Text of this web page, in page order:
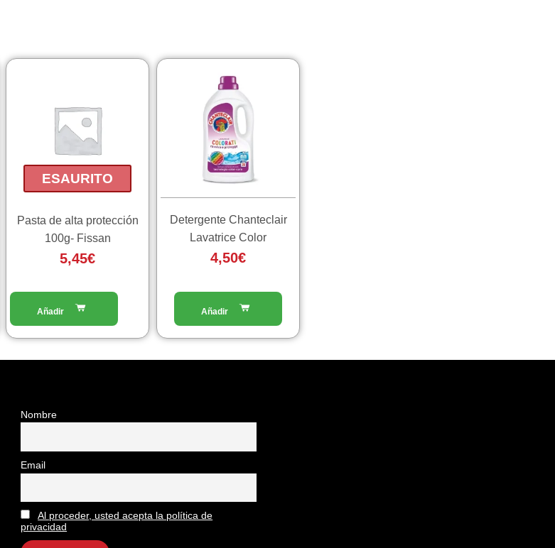
ESAURITO
Pasta de alta protección
100g- Fissan
5,45€
Detergente Chanteclair
Lavatrice Color
4,50€
Nombre
Email
Al proceder, usted acepta la política de
privacidad